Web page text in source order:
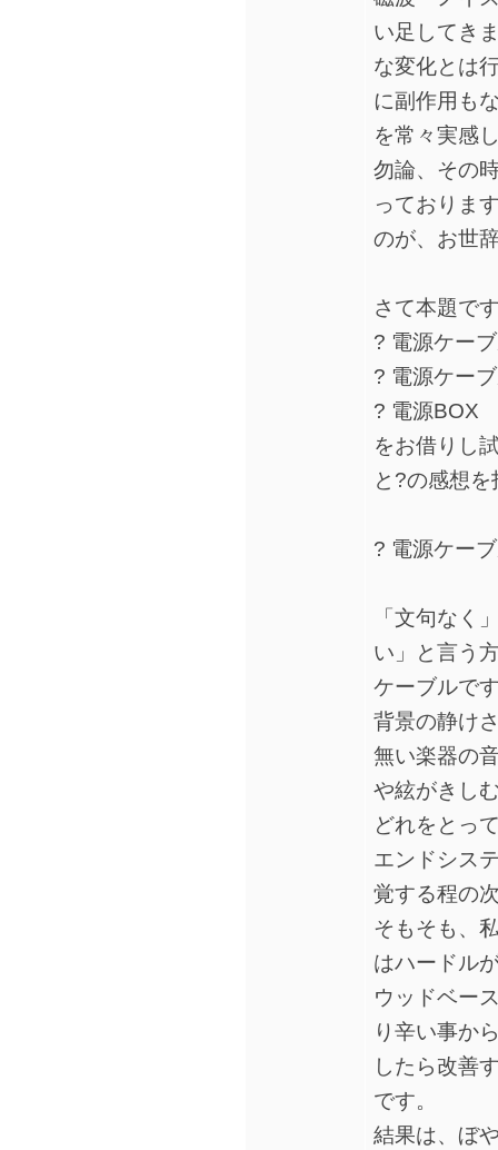
い足してき
な変化とは
に副作用も
を常々実感
勿論、その
っておりま
のが、お世
さて本題で
? 電源ケー
? 電源ケー
? 電源BOX
をお借りし
と?の感想
? 電源ケー
「文句なく
い」と言う
ケーブルで
背景の静け
無い楽器の
や絃がきし
どれをとっ
エンドシス
覚する程の
そもそも、
はハードル
ウッドベー
り辛い事か
したら改善
です。
結果は、ぼ